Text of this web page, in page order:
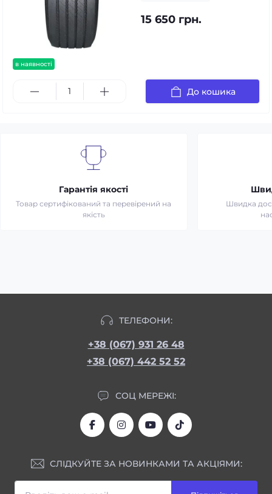
в наявності
15 650 грн.
До кошика
Гарантія якості
Товар сертифікований та перевірений на
якість
Швидка
ТЕЛЕФОНИ:
+38 (067) 931 26 48
+38 (067) 442 52 52
СОЦ МЕРЕЖІ:
СЛІДКУЙТЕ ЗА НОВИНКАМИ ТА АКЦІЯМИ: